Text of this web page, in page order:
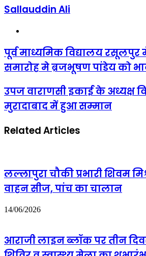
Sallauddin Ali
पूर्व
माध्यमिक
विद्यालय
में
शिक्षक
सम्मान
समारोह
ब्रजभूषण
विदाई
पूर्व माध्यमिक विद्यालय
समारोह मे ब्रजभूषण पांडेय को
उपज
वाराणसी
इकाई
के
अध्यक्ष
विनोद
में
हुआ
सम्मान
उपज वाराणसी इकाई के अध्यक्ष
मुरादाबाद में हुआ सम्मान
Related Articles
लल्लापुरा चौकी प्रभारी शिवम
वाहन सीज, पांच का चालान
14/06/2026
आराजी लाइन ब्लॉक पर तीन